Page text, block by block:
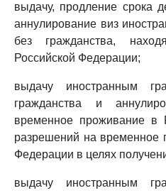
выдачу, продление срока
аннулирование виз
без гражданства,
Российской Федерации;
выдачу иностранным
гражданства и
временное проживание в
разрешений на временное
Федерации в целях
выдачу иностранным